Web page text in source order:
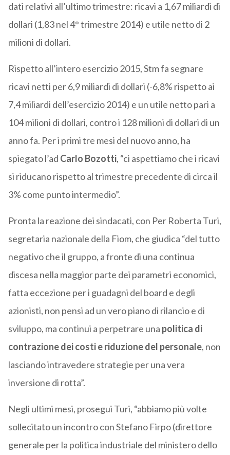
dati relativi all’ultimo trimestre: ricavi a 1,67 miliardi di
dollari (1,83 nel 4° trimestre 2014) e utile netto di 2
milioni di dollari.
Rispetto all’intero esercizio 2015, Stm fa segnare
ricavi netti per 6,9 miliardi di dollari (-6,8% rispetto ai
7,4 miliardi dell’esercizio 2014) e un utile netto pari a
104 milioni di dollari, contro i 128 milioni di dollari di un
anno fa. Per i primi tre mesi del nuovo anno, ha
spiegato l’ad Carlo Bozotti, “ci aspettiamo che i ricavi
si riducano rispetto al trimestre precedente di circa il
3% come punto intermedio”.
Pronta la reazione dei sindacati, con Per Roberta Turi,
segretaria nazionale della Fiom, che giudica “del tutto
negativo che il gruppo, a fronte di una continua
discesa nella maggior parte dei parametri economici,
fatta eccezione per i guadagni del board e degli
azionisti, non pensi ad un vero piano di rilancio e di
sviluppo, ma continui a perpetrare una politica di
contrazione dei costi e riduzione del personale, non
lasciando intravedere strategie per una vera
inversione di rotta”.
Negli ultimi mesi, prosegui Turi, “abbiamo più volte
sollecitato un incontro con Stefano Firpo (direttore
generale per la politica industriale del ministero dello